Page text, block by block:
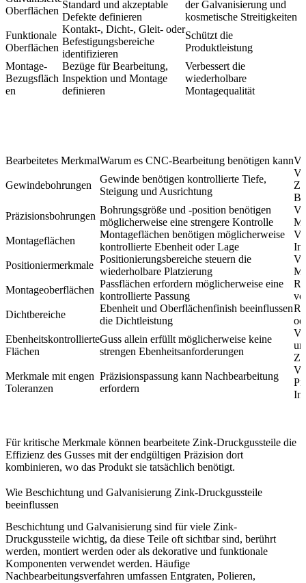
Oberflächen
Standard und akzeptable
Defekte definieren
der Galvanisierung und
kosmetische Streitigkeiten
Funktionale
Oberflächen
Kontakt-, Dicht-, Gleit- oder
Befestigungsbereiche
identifizieren
Schützt die
Produktleistung
Montage-
Bezugsfläch
en
Bezüge für Bearbeitung,
Inspektion und Montage
definieren
Verbessert die
wiederholbare
Montagequalität
Bearbeitetes MerkmalWarum es CNC-Bearbeitung benötigen kann
Gewindebohrungen
Gewinde benötigen kontrollierte Tiefe,
Steigung und Ausrichtung
Präzisionsbohrungen
Bohrungsgröße und -position benötigen
möglicherweise eine strengere Kontrolle
Montageflächen
Montageflächen benötigen möglicherweise
kontrollierte Ebenheit oder Lage
Positioniermerkmale
Positionierungsbereiche steuern die
wiederholbare Platzierung
Montageoberflächen
Passflächen erfordern möglicherweise eine
kontrollierte Passung
Dichtbereiche
Ebenheit und Oberflächenfinish beeinflussen
die Dichtleistung
Ebenheitskontrollierte
Flächen
Guss allein erfüllt möglicherweise keine
strengen Ebenheitsanforderungen
Merkmale mit engen
Toleranzen
Präzisionspassung kann Nachbearbeitung
erfordern
Für kritische Merkmale können bearbeitete Zink-Druckgussteile die
Effizienz des Gusses mit der endgültigen Präzision dort
kombinieren, wo das Produkt sie tatsächlich benötigt.
Wie Beschichtung und Galvanisierung Zink-Druckgussteile
beeinflussen
Beschichtung und Galvanisierung sind für viele Zink-
Druckgussteile wichtig, da diese Teile oft sichtbar sind, berührt
werden, montiert werden oder als dekorative und funktionale
Komponenten verwendet werden. Häufige
Nachbearbeitungsverfahren umfassen Entgraten, Polieren,